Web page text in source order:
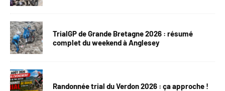
TrialGP de Grande Bretagne 2026 : résumé
complet du weekend à Anglesey
Randonnée trial du Verdon 2026 : ça approche !